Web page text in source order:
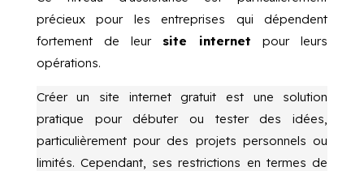
précieux pour les entreprises qui dépendent
fortement de leur site internet pour leurs
opérations.
Créer un site internet gratuit est une solution
pratique pour débuter ou tester des idées,
particulièrement pour des projets personnels ou
limités. Cependant, ses restrictions en termes de